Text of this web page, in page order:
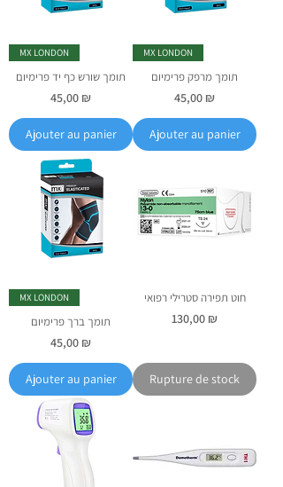
MX LONDON
תומך שורש כף יד פרימיום
Prix
45,00 ₪
Ajouter au panier
MX LONDON
תומך מרפק פרימיום
Prix
45,00 ₪
Ajouter au panier
MX LONDON
תומך ברך פרימיום
Prix
45,00 ₪
Ajouter au panier
חוט תפירה סטרילי רפואי
Prix
130,00 ₪
Rupture de stock